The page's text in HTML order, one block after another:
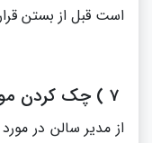
است قبل از بستن
از مدیر سالن در